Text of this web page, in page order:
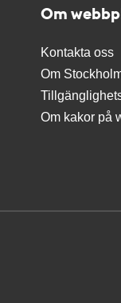
Om
Kontakta oss
Om
Om kakor på